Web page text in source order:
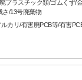
プラスチック類/ゴムくず/
さ/13号廃棄物
カリ/有害廃PCB等/有害